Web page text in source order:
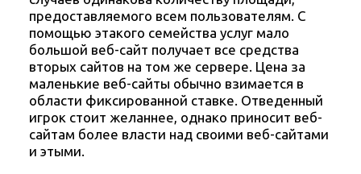
предоставляемого всем пользователям. С
помощью этакого семейства услуг мало
большой веб-сайт получает все средства
вторых сайтов на том же сервере. Цена за
маленькие веб-сайты обычно взимается в
области фиксированной ставке. Отведенный
игрок стоит желаннее, однако приносит веб-
сайтам более власти над своими веб-сайтами
и этыми.